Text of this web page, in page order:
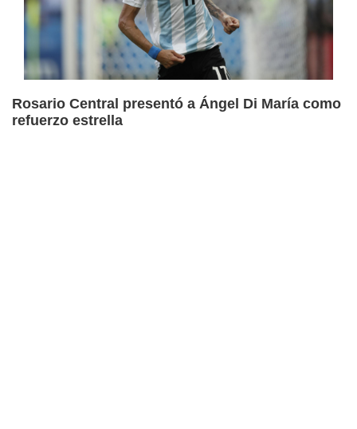
Rosario Central presentó a Ángel Di María como
refuerzo estrella